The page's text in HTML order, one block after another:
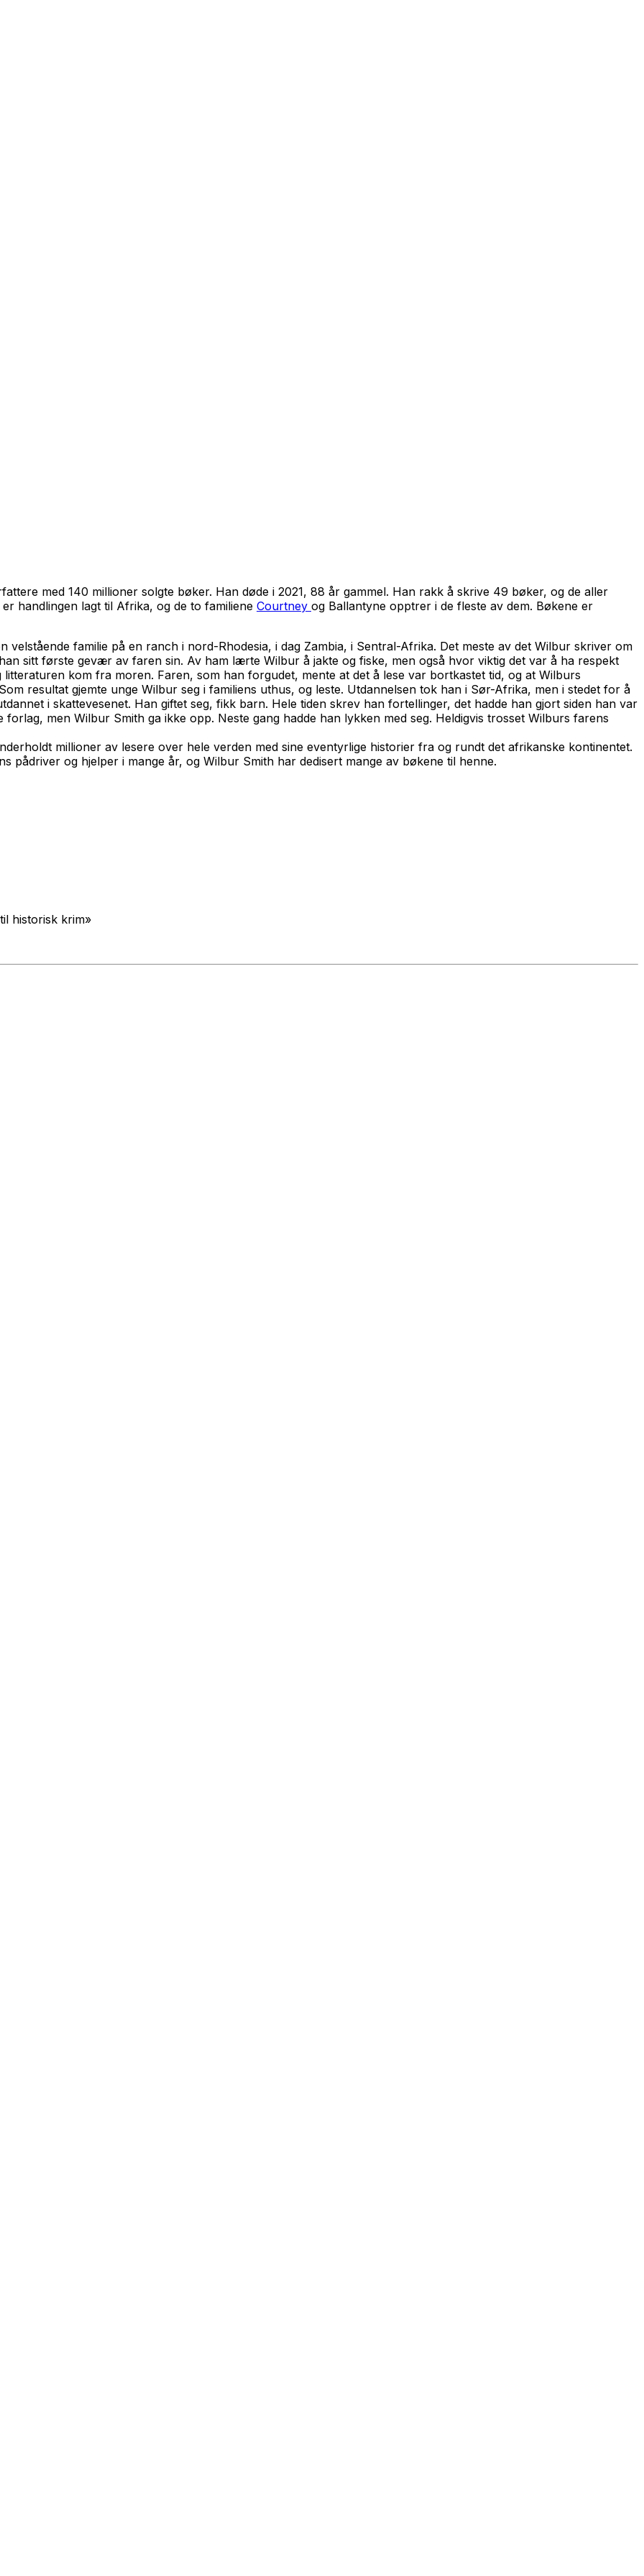
med 140 millioner solgte bøker. Han døde i 2021, 88 år gammel. Han rakk å skrive 49 bøker, og de aller
handlingen lagt til Afrika, og de to familiene Courtney og Ballantyne opptrer i de fleste av dem. Bøkene er
velstående familie på en ranch i nord-Rhodesia, i dag Zambia, i Sentral-Afrika. Det meste av det Wilbur skriver om
sitt første gevær av faren sin. Av ham lærte Wilbur å jakte og fiske, men også hvor viktig det var å ha respekt
kom fra moren. Faren, som han forgudet, mente at det å lese var bortkastet tid, og at Wilburs
resultat gjemte unge Wilbur seg i familiens uthus, og leste. Utdannelsen tok han i Sør-Afrika, men i stedet for å
i skattevesenet. Han giftet seg, fikk barn. Hele tiden skrev han fortellinger, det hadde han gjort siden han var
men Wilbur Smith ga ikke opp. Neste gang hadde han lykken med seg. Heldigvis trosset Wilburs farens
millioner av lesere over hele verden med sine eventyrlige historier fra og rundt det afrikanske kontinentet.
og hjelper i mange år, og Wilbur Smith har dedisert mange av bøkene til henne.
historisk krim»